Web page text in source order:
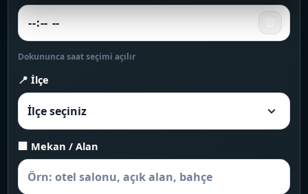
⏰
Dokununca saat seçimi açılır
📍 İlçe
🏢 Mekan / Alan